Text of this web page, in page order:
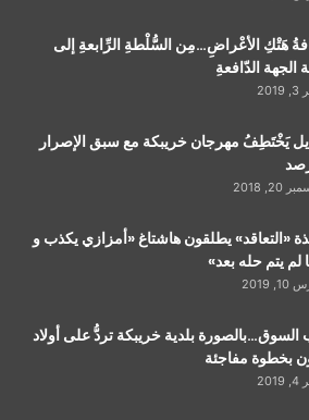
هَتْكِ الأعْراضِ…مِن السُّلْطةِ الرِّابعةِ إلى
الجهة الدّافعةِ
يَخْتَطِفُ مهرجان خريبكة مع سبق الإصرار
20, 2018
«التعاقد» يطلقون هاشتاغ «أمزازي يكذب و
لم يتم حله بعد»
2019
بلدية خريبكة تردُّ على أولاد
بخطوة مفاجئة